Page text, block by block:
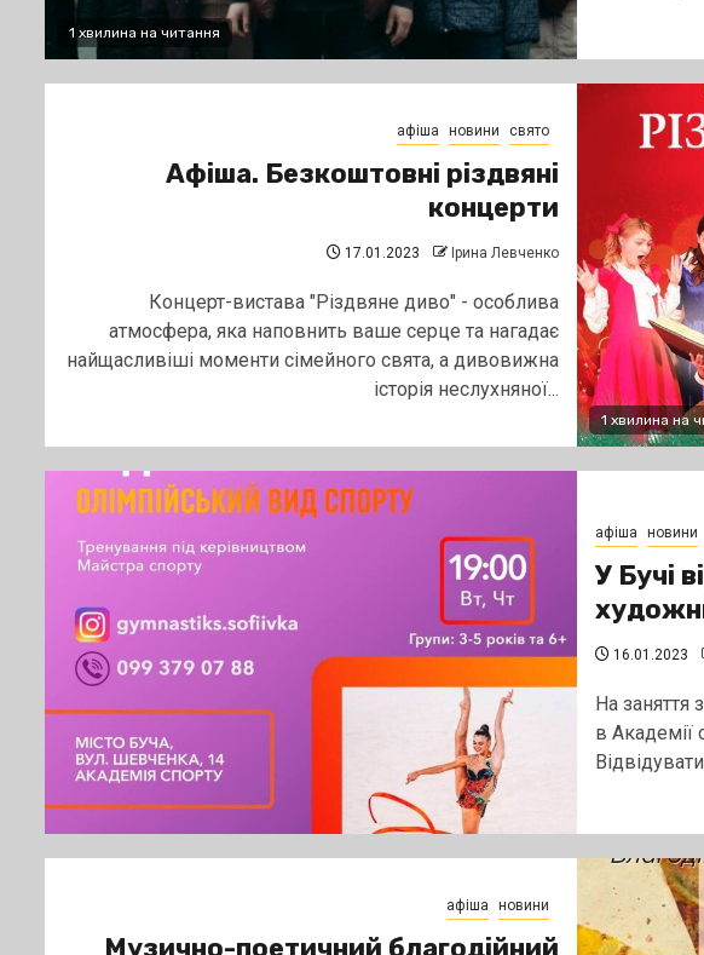
1 хвилина на читання
1 хвилина на
афіша новини свято
Афіша. Безкоштовні різдвяні
концерти
17.01.2023 Ірина Левченко
Концерт-вистава "Різдвяне диво" - особлива
атмосфера, яка наповнить ваше серце та нагадає
найщасливіші моменти сімейного свята, а дивовижна
історія неслухняної...
афіша новини
У Бучі
16.01.2023
На заняття
в Академії
афіша новини
Музично-поетичний благодійний